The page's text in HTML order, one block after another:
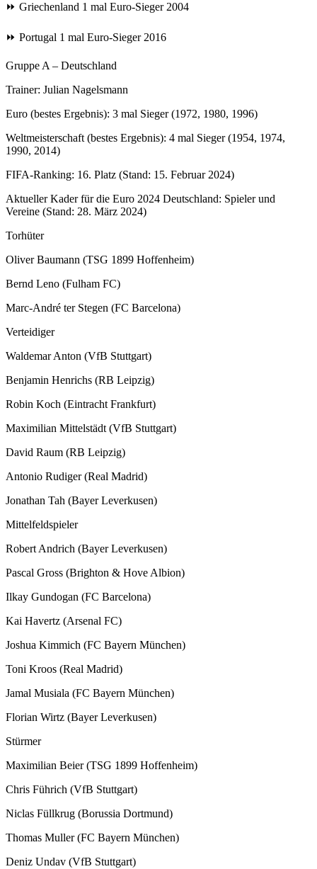
⏩ Griechenland 1 mal Euro-Sieger 2004
⏩ Portugal 1 mal Euro-Sieger 2016
Gruppe A – Deutschland
Trainer: Julian Nagelsmann
Euro (bestes Ergebnis): 3 mal Sieger (1972, 1980, 1996)
Weltmeisterschaft (bestes Ergebnis): 4 mal Sieger (1954, 1974,
1990, 2014)
FIFA-Ranking: 16. Platz (Stand: 15. Februar 2024)
Aktueller Kader für die Euro 2024 Deutschland: Spieler und
Vereine (Stand: 28. März 2024)
Torhüter
Oliver Baumann (TSG 1899 Hoffenheim)
Bernd Leno (Fulham FC)
Marc-André ter Stegen (FC Barcelona)
Verteidiger
Waldemar Anton (VfB Stuttgart)
Benjamin Henrichs (RB Leipzig)
Robin Koch (Eintracht Frankfurt)
Maximilian Mittelstädt (VfB Stuttgart)
David Raum (RB Leipzig)
Antonio Rudiger (Real Madrid)
Jonathan Tah (Bayer Leverkusen)
Mittelfeldspieler
Robert Andrich (Bayer Leverkusen)
Pascal Gross (Brighton & Hove Albion)
Ilkay Gundogan (FC Barcelona)
Kai Havertz (Arsenal FC)
Joshua Kimmich (FC Bayern München)
Toni Kroos (Real Madrid)
Jamal Musiala (FC Bayern München)
Florian Wirtz (Bayer Leverkusen)
Stürmer
Maximilian Beier (TSG 1899 Hoffenheim)
Chris Führich (VfB Stuttgart)
Niclas Füllkrug (Borussia Dortmund)
Thomas Muller (FC Bayern München)
Deniz Undav (VfB Stuttgart)